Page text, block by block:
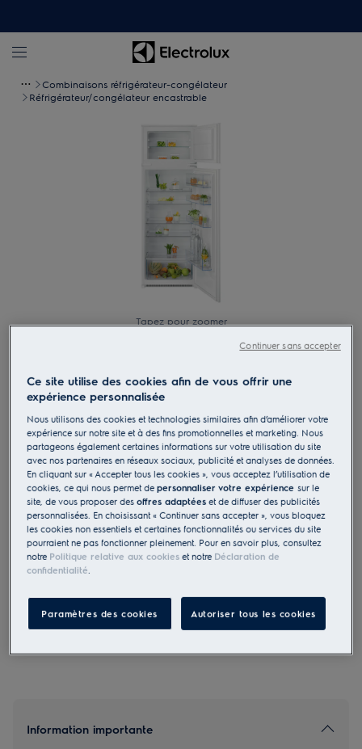
Combinaisons réfrigérateur-congélateur
Réfrigérateur/congélateur encastrable
Tapez pour zoomer
IK2685TR
Combiné réfrigérateur /
congélateur installation de la porte
de remorquage LowFrost 157.5 cm E
0 (0)
Information importante
Ce site utilise des cookies afin de vous offrir une
expérience personnalisée
Nous utilisons des cookies et technologies similaires afin d’améliorer votre
expérience sur notre site et à des fins promotionnelles et marketing. Nous
partageons également certaines informations sur votre utilisation du site
avec nos partenaires en réseaux sociaux, publicité et analyses de données.
En cliquant sur « Accepter tous les cookies », vous acceptez l’utilisation de
cookies, ce qui nous permet depersonnaliser votre expériencesur le
site, de vous proposer desoffres adaptées et de diffuser des publicités
personnalisées. En choisissant « Continuer sans accepter », vous bloquez
les cookies non essentiels et certaines fonctionnalités ou services du site
pourraient ne pas fonctionner pleinement. Pour en savoir plus, consultez
notre Politique relative aux cookies et notre Déclaration de
confidentialité.
Paramètres des cookies Autoriser tous les cookies
Continuer sans accepter